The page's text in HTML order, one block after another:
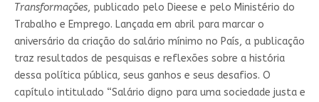
Transformações, publicado pelo Dieese e pelo Ministério do
Trabalho e Emprego. Lançada em abril para marcar o
aniversário da criação do salário mínimo no País, a publicação
traz resultados de pesquisas e reflexões sobre a história
dessa política pública, seus ganhos e seus desafios. O
capítulo intitulado “Salário digno para uma sociedade justa e